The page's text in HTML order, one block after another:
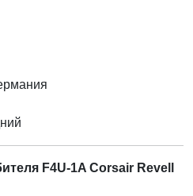
F4U-1A Corsair Revell